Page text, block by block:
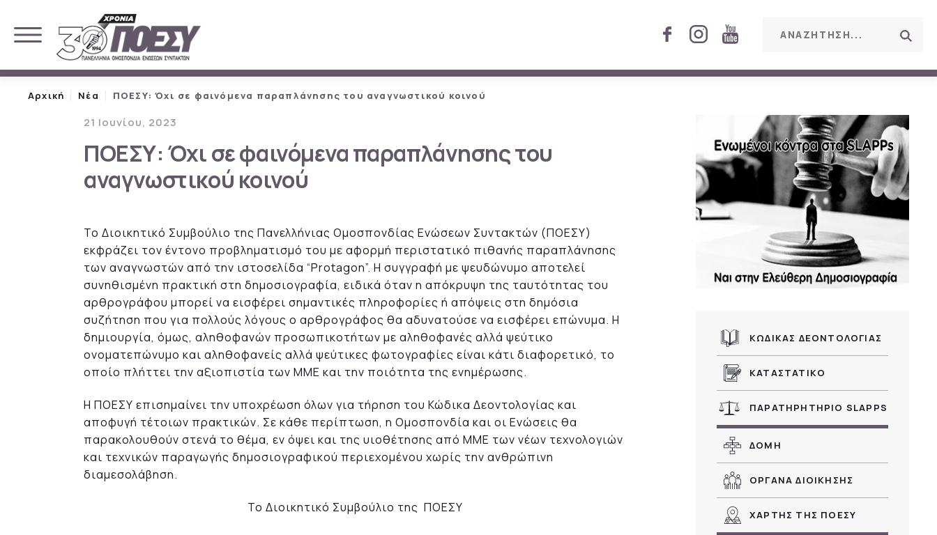
Αρχική Νέα ΠΟΕΣΥ: Όχι σε φαινόμενα παραπλάνησης του αναγνωστικού κοινού
21 Ιουνίου, 2023
ΠΟΕΣΥ: Όχι σε φαινόμενα παραπλάνησης του
αναγνωστικού κοινού
Το Διοικητικό Συμβούλιο της Πανελλήνιας Ομοσπονδίας Ενώσεων Συντακτών (ΠΟΕΣΥ)
εκφράζει τον έντονο προβληματισμό του με αφορμή περιστατικό πιθανής παραπλάνησης
των αναγνωστών από την ιστοσελίδα “Protagon”. Η συγγραφή με ψευδώνυμο αποτελεί
συνηθισμένη πρακτική στη δημοσιογραφία, ειδικά όταν η απόκρυψη της ταυτότητας του
αρθρογράφου μπορεί να εισφέρει σημαντικές πληροφορίες ή απόψεις στη δημόσια
συζήτηση που για πολλούς λόγους ο αρθρογράφος θα αδυνατούσε να εισφέρει επώνυμα. Η
δημιουργία, όμως, αληθοφανών προσωπικοτήτων με αληθοφανές αλλά ψεύτικο
ονοματεπώνυμο και αληθοφανείς αλλά ψεύτικες φωτογραφίες είναι κάτι διαφορετικό, το
οποίο πλήττει την αξιοπιστία των ΜΜΕ και την ποιότητα της ενημέρωσης.
Η ΠΟΕΣΥ επισημαίνει την υποχρέωση όλων για τήρηση του Κώδικα Δεοντολογίας και
αποφυγή τέτοιων πρακτικών. Σε κάθε περίπτωση, η Ομοσπονδία και οι Ενώσεις θα
παρακολουθούν στενά το θέμα, εν όψει και της υιοθέτησης από ΜΜΕ των νέων τεχνολογιών
και τεχνικών παραγωγής δημοσιογραφικού περιεχομένου χωρίς την ανθρώπινη
διαμεσολάβηση.
Το Διοικητικό Συμβούλιο της ΠΟΕΣΥ
ΚΩΔΙΚΑΣ ΔΕΟΝΤΟΛΟΓΙΑΣ
ΚΑΤΑΣΤΑΤΙΚΟ
ΠΑΡΑΤΗΡΗΤΗΡΙΟ SLAPPS
ΔΟΜΗ
ΟΡΓΑΝΑ ΔΙΟΙΚΗΣΗΣ
ΧΑΡΤΗΣ ΤΗΣ ΠΟΕΣΥ